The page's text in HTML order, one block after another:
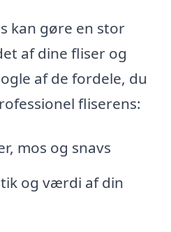
kan gøre en stor
af dine fliser og
af de fordele, du
fliserens:
mos og snavs
og værdi af din